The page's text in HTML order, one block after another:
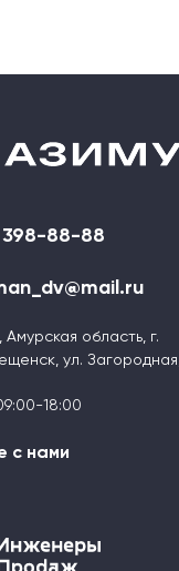
398-88-88
Амурская область, г.
ул. Загородная,
18:00
с нами